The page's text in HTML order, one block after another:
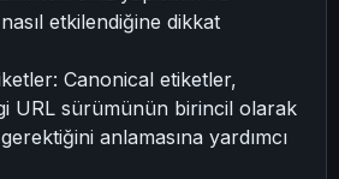
etkilendiğine dikkat
Canonical etiketler,
URL sürümünün birincil olarak
anlamasına yardımcı